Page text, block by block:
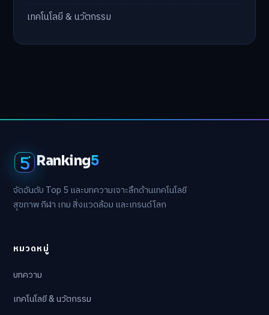
เทคโนโลยี & นวัตกรรม
Ranking5
จัดอันดับ Top 5 และบทความเจาะลึกด้านเทคโนโลยี
สุขภาพ กีฬา เกม สิ่งแวดล้อม และเทรนด์โลก
หมวดหมู่
บทความ
เทคโนโลยี & นวัตกรรม